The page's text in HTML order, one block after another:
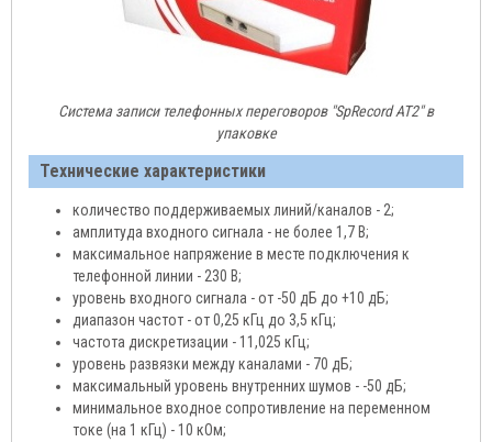
Система записи телефонных переговоров "SpRecord АТ2" в
упаковке
Технические характеристики
количество поддерживаемых линий/каналов - 2;
амплитуда входного сигнала - не более 1,7 В;
максимальное напряжение в месте подключения к
телефонной линии - 230 В;
уровень входного сигнала - от -50 дБ до +10 дБ;
диапазон частот - от 0,25 кГц до 3,5 кГц;
частота дискретизации - 11,025 кГц;
уровень развязки между каналами - 70 дБ;
максимальный уровень внутренних шумов - -50 дБ;
минимальное входное сопротивление на переменном
токе (на 1 кГц) - 10 кОм;